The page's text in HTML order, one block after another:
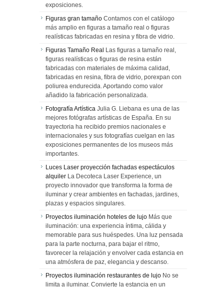
exposiciones.
Figuras gran tamaño Contamos con el catálogo
más amplio en figuras a tamaño real o figuras
realísticas fabricadas en resina y fibra de vidrio.
Figuras Tamaño Real Las figuras a tamaño real,
figuras realísticas o figuras de resina están
fabricadas con materiales de máxima calidad,
fabricadas en resina, fibra de vidrio, porexpan con
poliurea endurecida. Aportando como valor
añadido la fabricación personalizada.
Fotografía Artística Julia G. Liebana es una de las
mejores fotógrafas artísticas de España. En su
trayectoria ha recibido premios nacionales e
internacionales y sus fotografías cuelgan en las
exposiciones permanentes de los museos más
importantes.
Luces Laser proyección fachadas espectáculos
alquiler La Decoteca Laser Experience, un
proyecto innovador que transforma la forma de
iluminar y crear ambientes en fachadas, jardines,
plazas y espacios singulares.
Proyectos iluminación hoteles de lujo Más que
iluminación: una experiencia íntima, cálida y
memorable para sus huéspedes. Una luz pensada
para la parte nocturna, para bajar el ritmo,
favorecer la relajación y envolver cada estancia en
una atmósfera de paz, elegancia y descanso.
Proyectos iluminación restaurantes de lujo No se
limita a iluminar. Convierte la estancia en un